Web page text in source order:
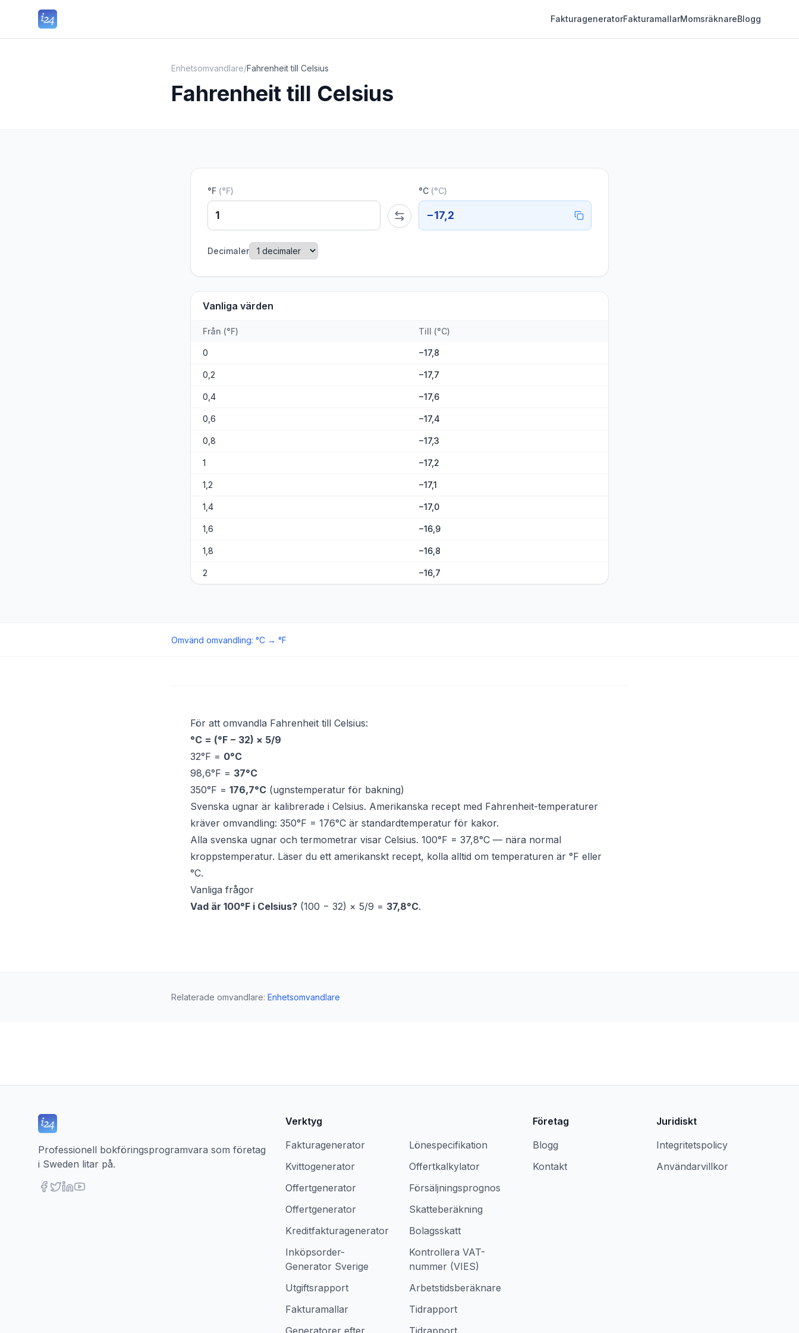
FakturageneratorFakturamallarMomsräknareBlogg
Enhetsomvandlare/Fahrenheit till Celsius
Fahrenheit till Celsius
°F (°F) °C (°C)
−17,2
Decimaler
Vanliga värden
Från (°F) Till (°C)
0 −17,8
0,2 −17,7
0,4 −17,6
0,6 −17,4
0,8 −17,3
1 −17,2
1,2 −17,1
1,4 −17,0
1,6 −16,9
1,8 −16,8
2 −16,7
Omvänd omvandling: °C → °F
För att omvandla Fahrenheit till Celsius:
°C = (°F − 32) × 5/9
32°F = 0°C
98,6°F = 37°C
350°F = 176,7°C (ugnstemperatur för bakning)
Svenska ugnar är kalibrerade i Celsius. Amerikanska recept med Fahrenheit-temperaturer
kräver omvandling: 350°F = 176°C är standardtemperatur för kakor.
Alla svenska ugnar och termometrar visar Celsius. 100°F = 37,8°C — nära normal
kroppstemperatur. Läser du ett amerikanskt recept, kolla alltid om temperaturen är °F eller
°C.
Vanliga frågor
Vad är 100°F i Celsius? (100 − 32) × 5/9 = 37,8°C.
Relaterade omvandlare: Enhetsomvandlare
Professionell bokföringsprogramvara som företag
i Sweden litar på.
Verktyg
Fakturagenerator
Kvittogenerator
Offertgenerator
Offertgenerator
Kreditfakturagenerator
Inköpsorder-
Generator Sverige
Utgiftsrapport
Fakturamallar
Generatorer efter
Lönespecifikation
Offertkalkylator
Försäljningsprognos
Skatteberäkning
Bolagsskatt
Kontrollera VAT-
nummer (VIES)
Arbetstidsberäknare
Tidrapport
Tidrapport
Företag
Blogg
Kontakt
Juridiskt
Integritetspolicy
Användarvillkor